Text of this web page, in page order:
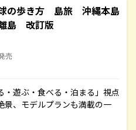
の歩き方 島旅 沖縄本島
島 改訂版
売
遊ぶ・食べる・泊まる」視点
、モデルプランも満載の一